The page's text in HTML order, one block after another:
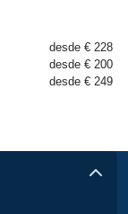
desde € 228
desde € 200
desde € 249